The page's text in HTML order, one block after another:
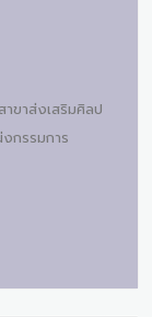
ขาส่งเสริมศิลป
กรรมการ